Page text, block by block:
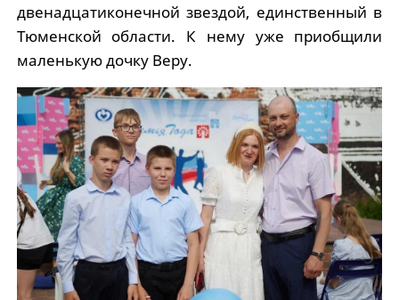
двенадцатиконечной звездой, единственный в
Тюменской области. К нему уже приобщили
маленькую дочку Веру.